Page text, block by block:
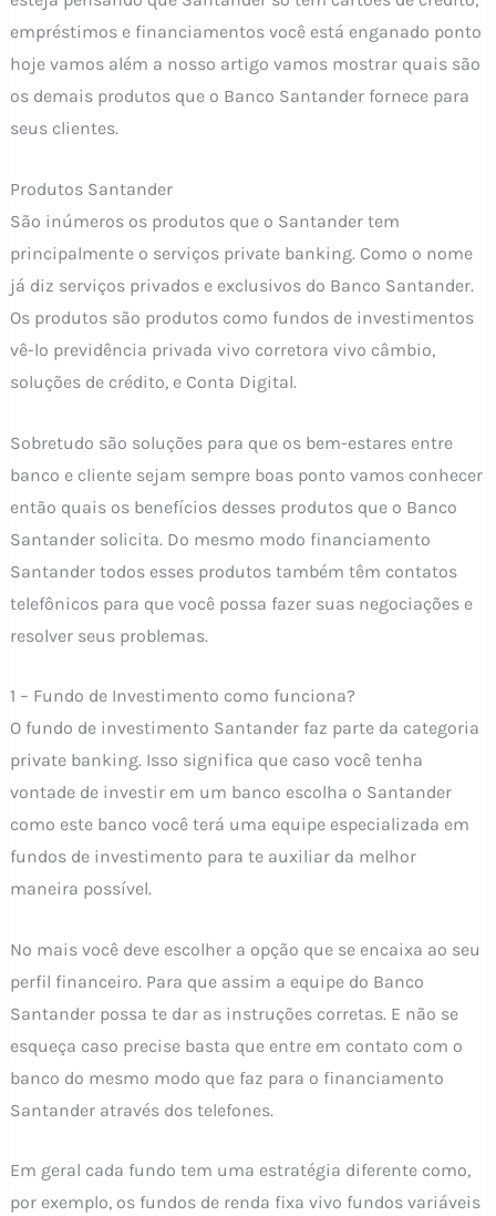
empréstimos e financiamentos você está enganado ponto
hoje vamos além a nosso artigo vamos mostrar quais são
os demais produtos que o Banco Santander fornece para
seus clientes.
Produtos Santander
São inúmeros os produtos que o Santander tem
principalmente o serviços private banking. Como o nome
já diz serviços privados e exclusivos do Banco Santander.
Os produtos são produtos como fundos de investimentos
vê-lo previdência privada vivo corretora vivo câmbio,
soluções de crédito, e Conta Digital.
Sobretudo são soluções para que os bem-estares entre
banco e cliente sejam sempre boas ponto vamos conhecer
então quais os benefícios desses produtos que o Banco
Santander solicita. Do mesmo modo financiamento
Santander todos esses produtos também têm contatos
telefônicos para que você possa fazer suas negociações e
resolver seus problemas.
1 – Fundo de Investimento como funciona?
O fundo de investimento Santander faz parte da categoria
private banking. Isso significa que caso você tenha
vontade de investir em um banco escolha o Santander
como este banco você terá uma equipe especializada em
fundos de investimento para te auxiliar da melhor
maneira possível.
No mais você deve escolher a opção que se encaixa ao seu
perfil financeiro. Para que assim a equipe do Banco
Santander possa te dar as instruções corretas. E não se
esqueça caso precise basta que entre em contato com o
banco do mesmo modo que faz para o financiamento
Santander através dos telefones.
Em geral cada fundo tem uma estratégia diferente como,
por exemplo, os fundos de renda fixa vivo fundos variáveis